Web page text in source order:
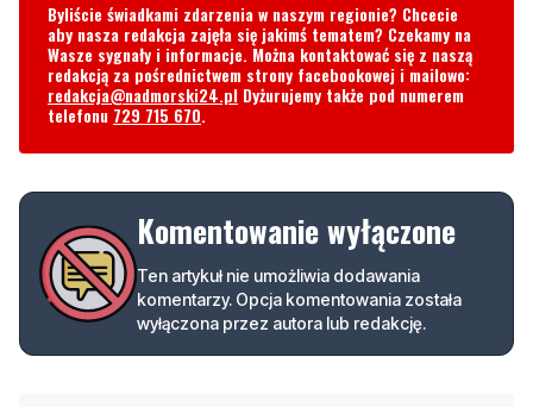
Byliście świadkami zdarzenia w naszym regionie? Chcecie
aby nasza redakcja zajęła się jakimś tematem? Czekamy na
Wasze sygnały i informacje. Można kontaktować się z naszą
redakcją za pośrednictwem strony facebookowej i mailowo:
redakcja@nadmorski24.pl Dyżurujemy także pod numerem
telefonu 729 715 670.
Komentowanie wyłączone
Ten artykuł nie umożliwia dodawania
komentarzy. Opcja komentowania została
wyłączona przez autora lub redakcję.